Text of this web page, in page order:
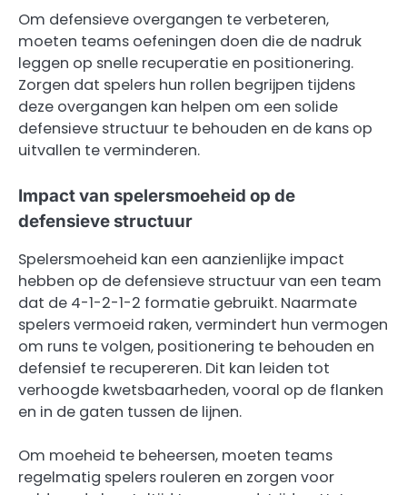
Om defensieve overgangen te verbeteren,
moeten teams oefeningen doen die de nadruk
leggen op snelle recuperatie en positionering.
Zorgen dat spelers hun rollen begrijpen tijdens
deze overgangen kan helpen om een solide
defensieve structuur te behouden en de kans op
uitvallen te verminderen.
Impact van spelersmoeheid op de
defensieve structuur
Spelersmoeheid kan een aanzienlijke impact
hebben op de defensieve structuur van een team
dat de 4-1-2-1-2 formatie gebruikt. Naarmate
spelers vermoeid raken, vermindert hun vermogen
om runs te volgen, positionering te behouden en
defensief te recupereren. Dit kan leiden tot
verhoogde kwetsbaarheden, vooral op de flanken
en in de gaten tussen de lijnen.
Om moeheid te beheersen, moeten teams
regelmatig spelers rouleren en zorgen voor